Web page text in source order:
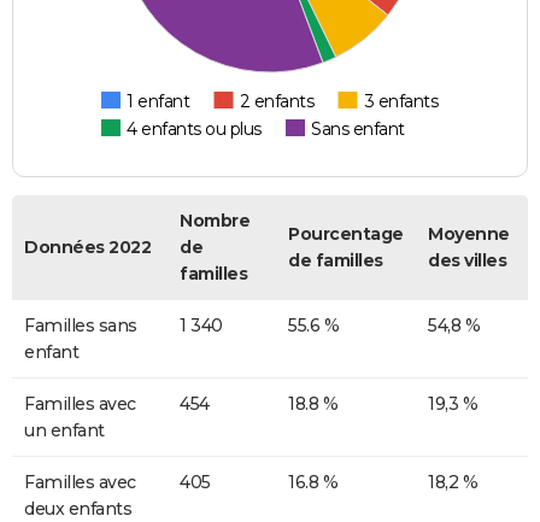
1 enfant 2 enfants
3 enfants
4 enfants ou plus
Sans enfant
Données 2022
Nombre
de
familles
Pourcentage
de familles
Moyenne
des villes
Familles sans
enfant
1 340 55.6 % 54,8 %
Familles avec
un enfant
454 18.8 % 19,3 %
Familles avec
deux enfants
405 16.8 % 18,2 %